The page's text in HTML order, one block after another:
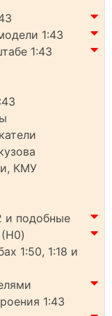
1:43
1:43
КМУ
и подобные
1:50, 1:18 и
1:43